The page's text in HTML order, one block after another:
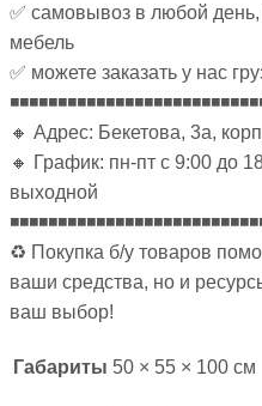
✅ самовывоз в любой
мебель
✅ можете заказать у нас
🔸 Адрес: Бекетова, 3а,
🔸 График: пн-пт с 9:00 до
выходной
♻ Покупка б/у товаров
ваши средства, но и
ваш выбор!
Габариты 50 × 55 × 100 см